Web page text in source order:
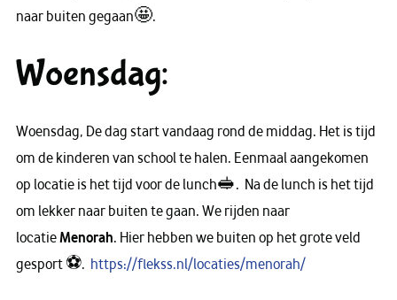
naar buiten gegaan🤩.
Woensdag:
Woensdag, De dag start vandaag rond de middag. Het is tijd
om de kinderen van school te halen. Eenmaal aangekomen
op locatie is het tijd voor de lunch🥪. Na de lunch is het tijd
om lekker naar buiten te gaan. We rijden naar
locatieMenorah. Hier hebben we buiten op het grote veld
gesport ⚽️. https://flekss.nl/locaties/menorah/